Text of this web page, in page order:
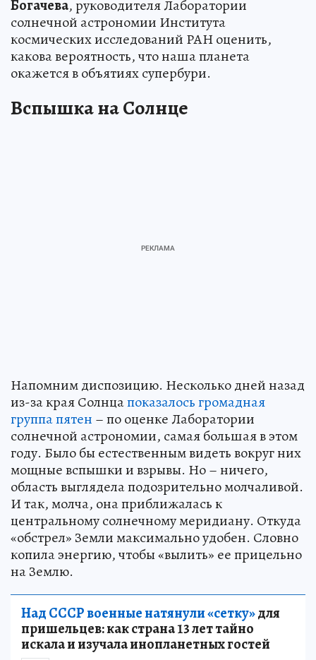
Богачева, руководителя Лаборатории
солнечной астрономии Института
космических исследований РАН оценить,
какова вероятность, что наша планета
окажется в объятиях супербури.
Вспышка на Солнце
Напомним диспозицию. Несколько дней назад
из-за края Солнцапоказалось громадная
группа пятен – по оценке Лаборатории
солнечной астрономии, самая большая в этом
году. Было бы естественным видеть вокруг них
мощные вспышки и взрывы. Но – ничего,
область выглядела подозрительно молчаливой.
И так, молча, она приближалась к
центральному солнечному меридиану. Откуда
«обстрел» Земли максимально удобен. Словно
копила энергию, чтобы «вылить» ее прицельно
на Землю.
Над СССР военные натянули «сетку»для
пришельцев: как страна 13 лет тайно
искала и изучала инопланетных гостей